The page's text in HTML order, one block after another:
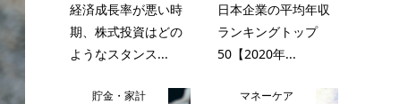
経済成長率が悪い時
期、株式投資はどの
ようなスタンス...
日本企業の平均年収
ランキングトップ
50【2020年...
貯金・家計 マネーケア